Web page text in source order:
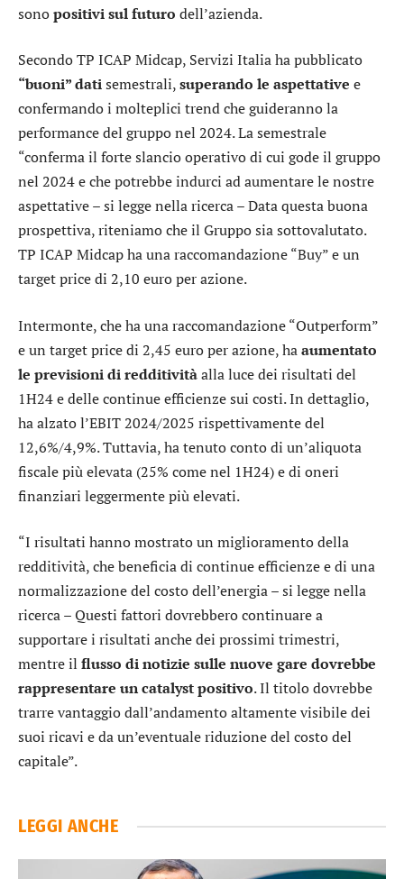
sonopositivi sul futuro dell’azienda.
Secondo TP ICAP Midcap, Servizi Italia ha pubblicato
“buoni” datisemestrali,superando le aspettative e
confermando i molteplici trend che guideranno la
performance del gruppo nel 2024. La semestrale
“conferma il forte slancio operativo di cui gode il gruppo
nel 2024 e che potrebbe indurci ad aumentare le nostre
aspettative – si legge nella ricerca – Data questa buona
prospettiva, riteniamo che il Gruppo sia sottovalutato.
TP ICAP Midcap ha una raccomandazione “Buy” e un
target price di 2,10 euro per azione.
Intermonte, che ha una raccomandazione “Outperform”
e un target price di 2,45 euro per azione, haaumentato
le previsioni di redditivitàalla luce dei risultati del
1H24 e delle continue efficienze sui costi. In dettaglio,
ha alzato l’EBIT 2024/2025 rispettivamente del
12,6%/4,9%. Tuttavia, ha tenuto conto di un’aliquota
fiscale più elevata (25% come nel 1H24) e di oneri
finanziari leggermente più elevati.
“I risultati hanno mostrato un miglioramento della
redditività, che beneficia di continue efficienze e di una
normalizzazione del costo dell’energia – si legge nella
ricerca – Questi fattori dovrebbero continuare a
supportare i risultati anche dei prossimi trimestri,
mentre il flusso di notizie sulle nuove gare dovrebbe
rappresentare un catalyst positivo. Il titolo dovrebbe
trarre vantaggio dall’andamento altamente visibile dei
suoi ricavi e da un’eventuale riduzione del costo del
capitale”.
LEGGI ANCHE